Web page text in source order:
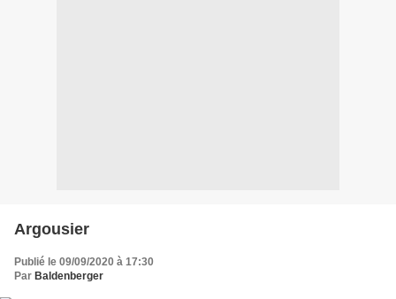
Argousier
Publié le 09/09/2020 à 17:30
Par Baldenberger